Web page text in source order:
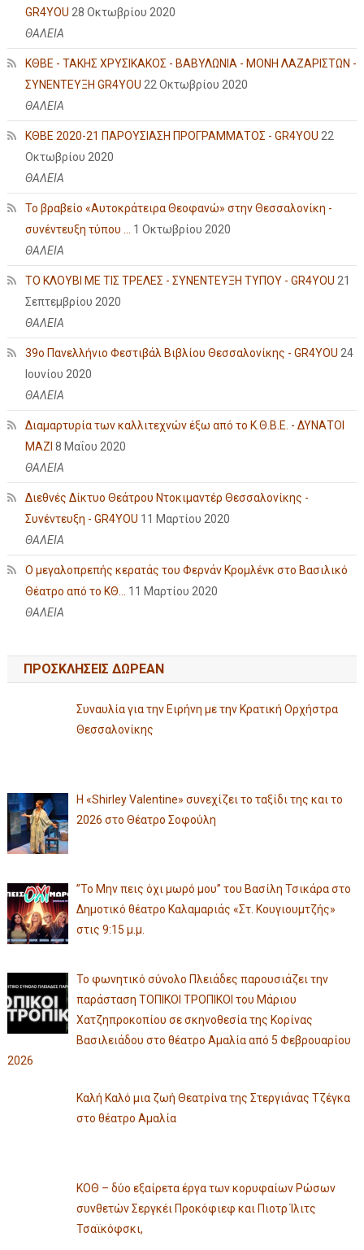
GR4YOU 28 Οκτωβρίου 2020
ΘΑΛΕΙΑ
ΚΘΒΕ - ΤΑΚΗΣ ΧΡΥΣΙΚΑΚΟΣ - ΒΑΒΥΛΩΝΙΑ - ΜΟΝΗ ΛΑΖΑΡΙΣΤΩΝ -
ΣΥΝΕΝΤΕΥΞΗ GR4YOU 22 Οκτωβρίου 2020
ΘΑΛΕΙΑ
ΚΘΒΕ 2020-21 ΠΑΡΟΥΣΙΑΣΗ ΠΡΟΓΡΑΜΜΑΤΟΣ - GR4YOU 22
Οκτωβρίου 2020
ΘΑΛΕΙΑ
Το βραβείο «Αυτοκράτειρα Θεοφανώ» στην Θεσσαλονίκη -
συνέντευξη τύπου ...
1 Οκτωβρίου 2020
ΘΑΛΕΙΑ
ΤΟ ΚΛΟΥΒΙ ΜΕ ΤΙΣ ΤΡΕΛΕΣ - ΣΥΝΕΝΤΕΥΞΗ ΤΥΠΟΥ - GR4YOU 21
Σεπτεμβρίου 2020
ΘΑΛΕΙΑ
39ο Πανελλήνιο Φεστιβάλ Βιβλίου Θεσσαλονίκης - GR4YOU 24
Ιουνίου 2020
ΘΑΛΕΙΑ
Διαμαρτυρία των καλλιτεχνών έξω από το Κ.Θ.Β.Ε. - ΔΥΝΑΤΟΙ
ΜΑΖΙ 8 Μαΐου 2020
ΘΑΛΕΙΑ
Διεθνές Δίκτυο Θεάτρου Ντοκιμαντέρ Θεσσαλονίκης -
Συνέντευξη - GR4YOU 11 Μαρτίου 2020
ΘΑΛΕΙΑ
Ο μεγαλοπρεπής κερατάς του Φερνάν Κρομλένκ στο Βασιλικό
Θέατρο από το ΚΘ...
11 Μαρτίου 2020
ΘΑΛΕΙΑ
ΠΡΟΣΚΛΗΣΕΙΣ ΔΩΡΕΑΝ
Συναυλία για την Ειρήνη με την Κρατική Ορχήστρα
Θεσσαλονίκης
Η «Shirley Valentine» συνεχίζει το ταξίδι της και το
2026 στο Θέατρο Σοφούλη
”Το Μην πεις όχι μωρό μου” του Βασίλη Τσικάρα στο
Δημοτικό θέατρο Καλαμαριάς «Στ. Κουγιουμτζής»
στις 9:15 μ.μ.
Το φωνητικό σύνολο Πλειάδες παρουσιάζει την
παράσταση ΤΟΠΙΚΟΙ ΤΡΟΠΙΚΟΙ του Μάριου
Χατζηπροκοπίου σε σκηνοθεσία της Κορίνας
Βασιλειάδου στο θέατρο Αμαλία από 5 Φεβρουαρίου
2026
Καλή Καλό μια ζωή Θεατρίνα της Στεργιάνας Τζέγκα
στο θέατρο Αμαλία
ΚΟΘ – δύο εξαίρετα έργα των κορυφαίων Ρώσων
συνθετών Σεργκέι Προκόφιεφ και Πιοτρ Ίλιτς
Τσαϊκόφσκι,